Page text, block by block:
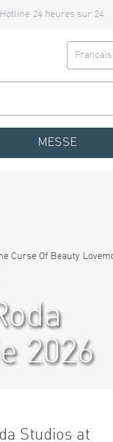
Hotline 24 heures sur 24
MESSE
2026
Studios at